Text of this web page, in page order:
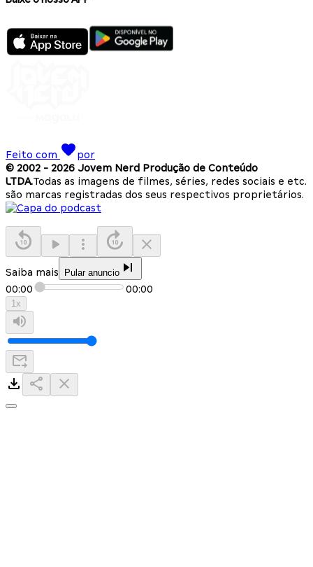
Feito com
por
© 2002 - 2026 Jovem Nerd Produção de Conteúdo
LTDA.Todas as imagens de filmes, séries, redes sociais e etc.
são marcas registradas dos seus respectivos proprietários.
Saiba mais Pular anuncio
00:00 00:00
1x